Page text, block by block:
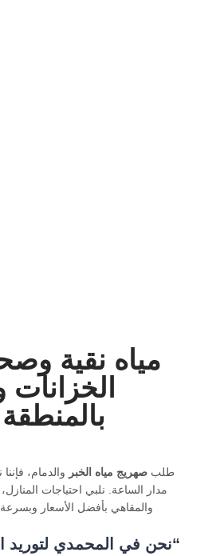
مياه نقية
طلب صهريج مياه الخبر والدمام،
مدار الساعة. نلبي احتياجات
والمقاهي بأفضل الأسعار
“نحن في المحمدي لتوريد